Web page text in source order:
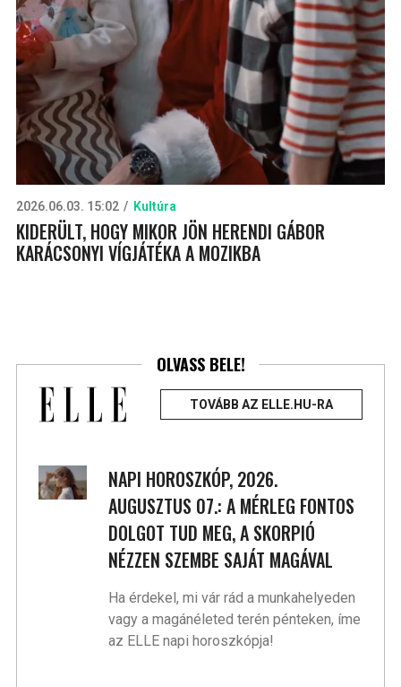
2026.06.03. 15:02 Kultúra
KIDERÜLT, HOGY MIKOR JÖN HERENDI GÁBOR
KARÁCSONYI VÍGJÁTÉKA A MOZIKBA
OLVASS BELE!
TOVÁBB AZ ELLE.HU-RA
NAPI HOROSZKÓP, 2026.
AUGUSZTUS 07.: A MÉRLEG FONTOS
DOLGOT TUD MEG, A SKORPIÓ
NÉZZEN SZEMBE SAJÁT MAGÁVAL
Ha érdekel, mi vár rád a munkahelyeden
vagy a magánéleted terén pénteken, íme
az ELLE napi horoszkópja!